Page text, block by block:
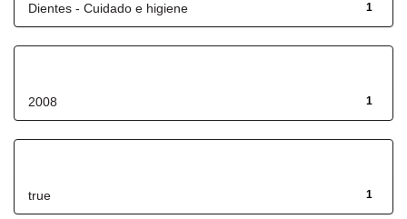
1
Dientes - Cuidado e higiene
1
2008
1
true